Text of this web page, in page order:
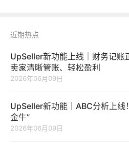
近期热点
UpSeller新功能上线｜财务记账
卖家清晰管账、轻松盈利
2026年06月09日
UpSeller新功能｜ABC分析上线
金牛”
2026年06月09日